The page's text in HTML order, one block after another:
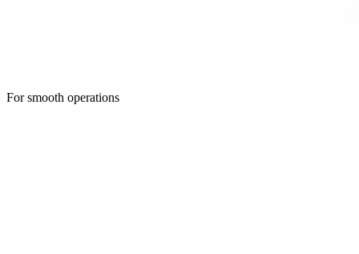
For smooth operations